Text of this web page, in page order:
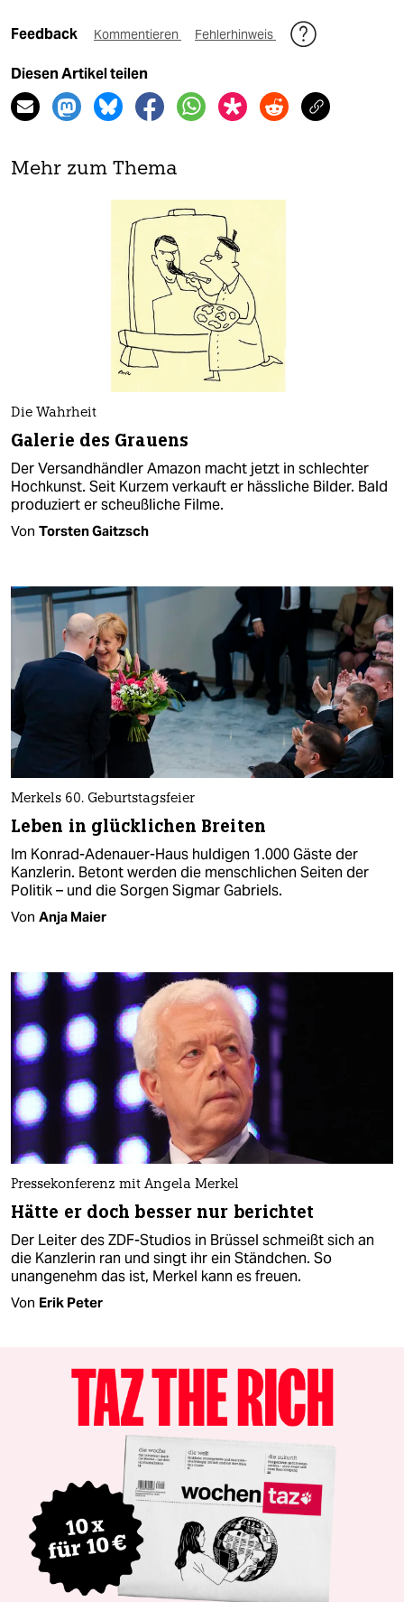
Feedback Kommentieren Fehlerhinweis
Diesen Artikel teilen
Mehr zum Thema
Die Wahrheit
Galerie des Grauens
Der Versandhändler Amazon macht jetzt in schlechter
Hochkunst. Seit Kurzem verkauft er hässliche Bilder. Bald
produziert er scheußliche Filme.
Von Torsten Gaitzsch
Merkels 60. Geburtstagsfeier
Leben in glücklichen Breiten
Im Konrad-Adenauer-Haus huldigen 1.000 Gäste der
Kanzlerin. Betont werden die menschlichen Seiten der
Politik – und die Sorgen Sigmar Gabriels.
Von Anja Maier
Pressekonferenz mit Angela Merkel
Hätte er doch besser nur berichtet
Der Leiter des ZDF-Studios in Brüssel schmeißt sich an
die Kanzlerin ran und singt ihr ein Ständchen. So
unangenehm das ist, Merkel kann es freuen.
Von Erik Peter